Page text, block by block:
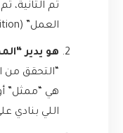
ثم الثانية،
العمل” (Workflow Definition).
هو يدير
“التحقق من
اللي بنادي